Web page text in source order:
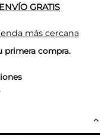
ENVÍO GRATIS
más cercana
primera compra.